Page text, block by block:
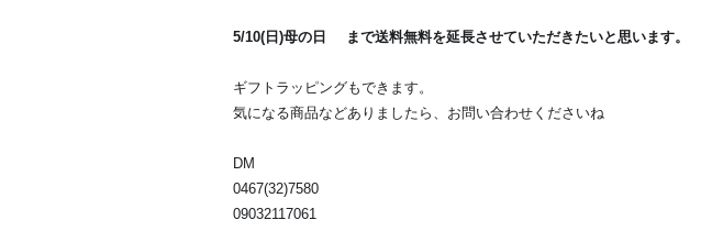
5/10(日)母の日 まで送料無料を延長させていただきたいと思います。
ギフトラッピングもできます。
気になる商品などありましたら、お問い合わせくださいね
DM
0467(32)7580
09032117061